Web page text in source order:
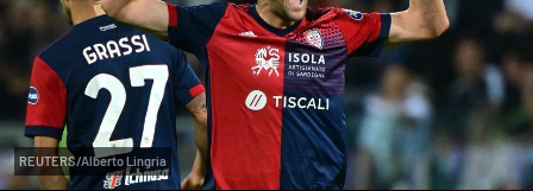
REUTERS/Alberto Lingria